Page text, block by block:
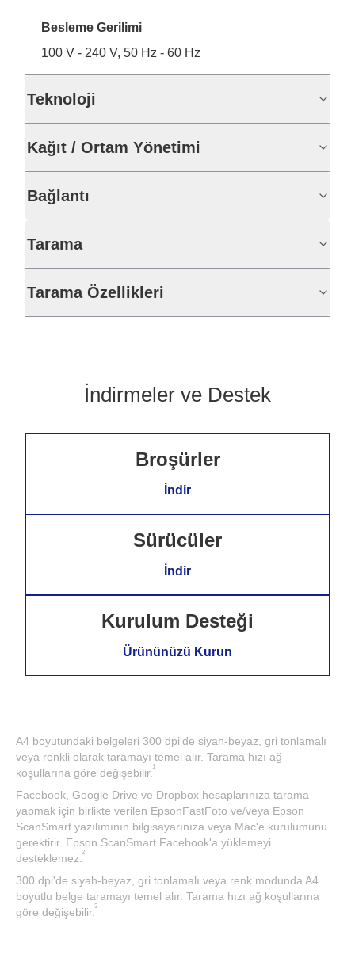
Besleme Gerilimi
100 V - 240 V, 50 Hz - 60 Hz
Teknoloji
Kağıt / Ortam Yönetimi
Bağlantı
Tarama
Tarama Özellikleri
İndirmeler ve Destek
Broşürler
İndir
Sürücüler
İndir
Kurulum Desteği
Ürününüzü Kurun
A4 boyutundaki belgeleri 300 dpi'de siyah-beyaz, gri tonlamalı
veya renkli olarak taramayı temel alır. Tarama hızı ağ
koşullarına göre değişebilir. 1
Facebook, Google Drive ve Dropbox hesaplarınıza tarama
yapmak için birlikte verilen EpsonFastFoto ve/veya Epson
ScanSmart yazılımının bilgisayarınıza veya Mac'e kurulumunu
gerektirir. Epson ScanSmart Facebook'a yüklemeyi
desteklemez.2
300 dpi'de siyah-beyaz, gri tonlamalı veya renk modunda A4
boyutlu belge taramayı temel alır. Tarama hızı ağ koşullarına
göre değişebilir. 3